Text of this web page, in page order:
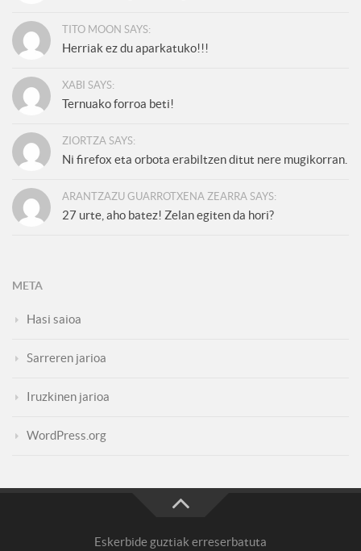
TITO MOON SAYS:
Herriak ez du aparkatuko!!!
XABI SAYS:
Ternuako forroa beti!
ZIORTZA SAYS:
Ni firefox eta orbota erabiltzen ditut nere mugikorran.
ARANTZAZU GUARROTXENA ZEARRA SAYS:
27 urte, aho batez! Zelan egiten da hori?
META
Hasi saioa
Sarreren jarioa
Iruzkinen jarioa
WordPress.org
Eskerbide guztiak erreserbatuta